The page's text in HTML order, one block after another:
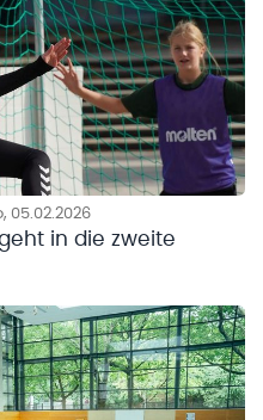
05.02.2026
in die zweite